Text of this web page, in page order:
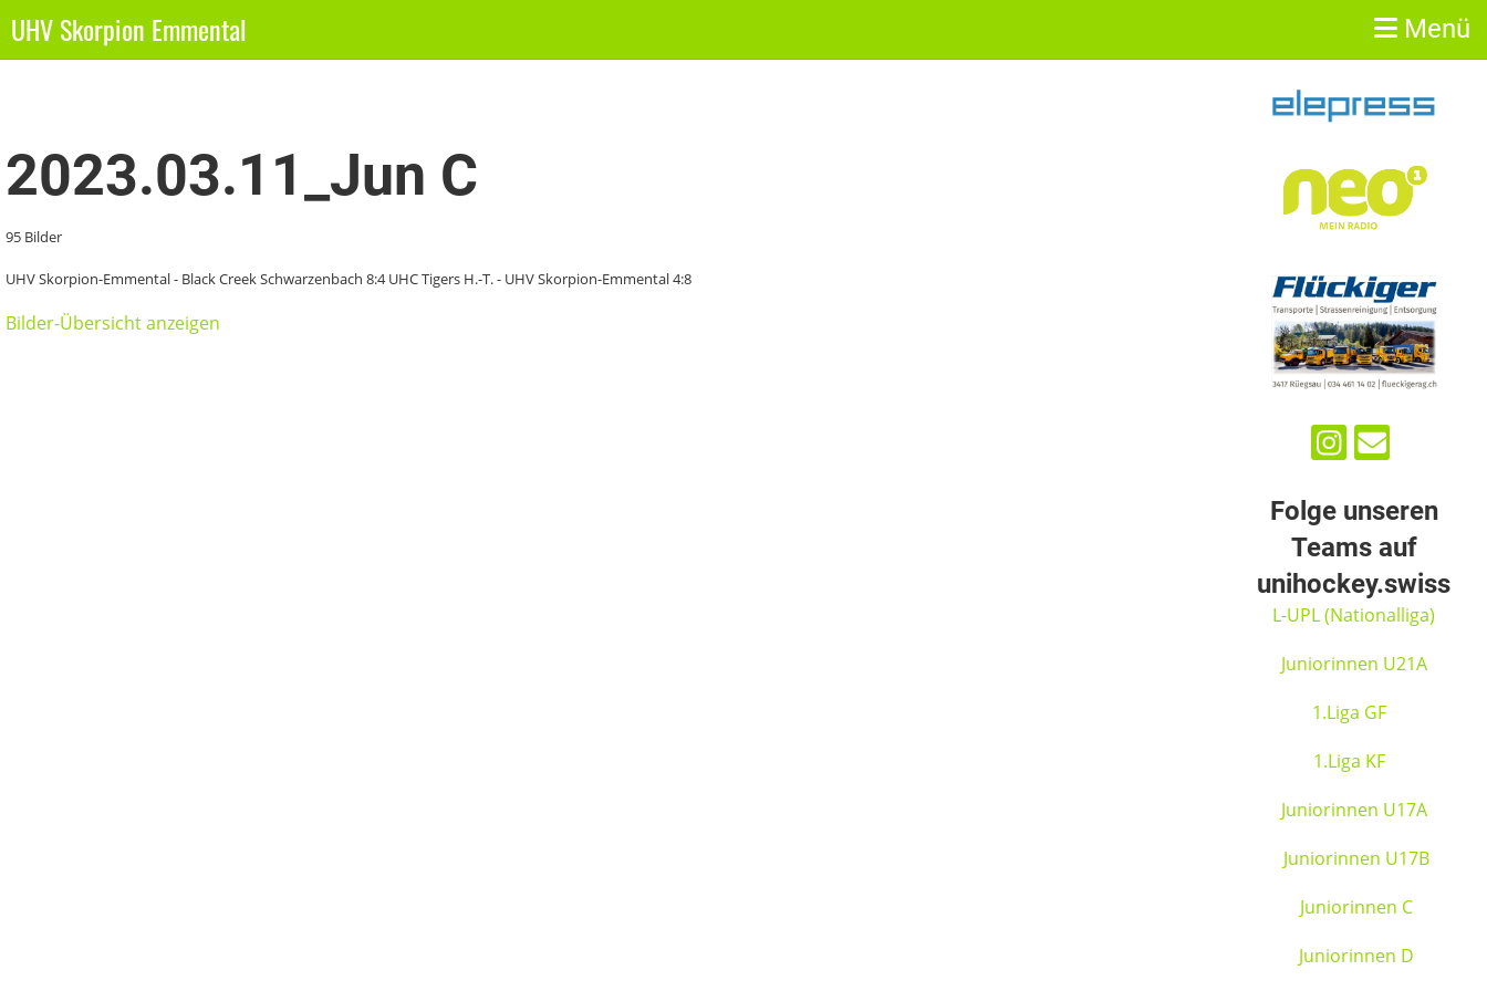
UHV Skorpion Emmental Menü
Zurück
2023.03.11_Jun C
95 Bilder
UHV Skorpion-Emmental - Black Creek Schwarzenbach 8:4 UHC Tigers H.-T. - UHV Skorpion-Emmental 4:8
Bilder-Übersicht anzeigen
Folge unseren
Teams auf
unihockey.swiss
L-UPL (Nationalliga)
Juniorinnen U21A
1.Liga GF
1.Liga KF
Juniorinnen U17A
Juniorinnen U17B
Juniorinnen C
Juniorinnen D